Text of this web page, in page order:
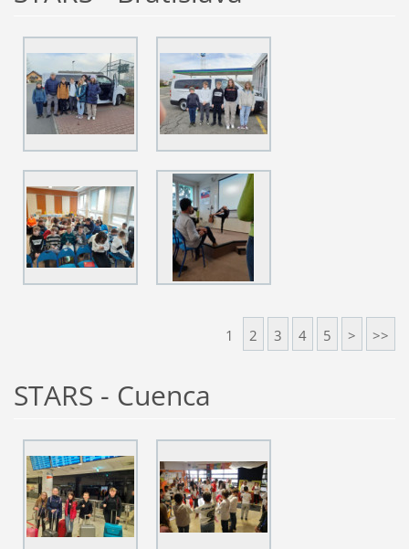
1 2 3 4 5 > >>
STARS - Cuenca